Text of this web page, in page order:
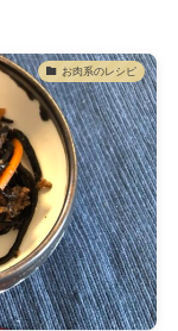
お肉系のレシピ